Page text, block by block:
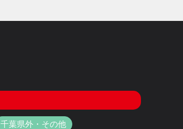
千葉県外・その他